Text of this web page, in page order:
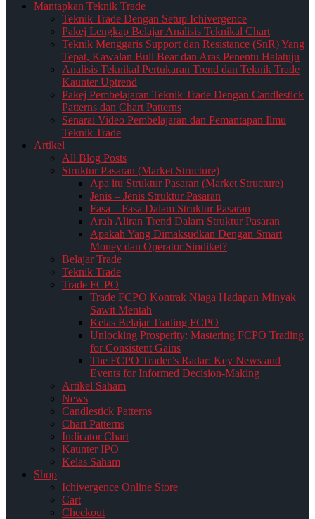
Mantapkan Teknik Trade
Teknik Trade Dengan Setup Ichivergence
Pakej Lengkap Belajar Analisis Teknikal Chart
Teknik Menggaris Support dan Resistance (SnR) Yang
Tepat, Kawalan Bull Bear dan Aras Penentu Halatuju
Analisis Teknikal Pertukaran Trend dan Teknik Trade
Kaunter Uptrend
Pakej Pembelajaran Teknik Trade Dengan Candlestick
Patterns dan Chart Patterns
Senarai Video Pembelajaran dan Pemantapan Ilmu
Teknik Trade
Artikel
All Blog Posts
Struktur Pasaran (Market Structure)
Apa itu Struktur Pasaran (Market Structure)
Jenis – Jenis Struktur Pasaran
Fasa – Fasa Dalam Struktur Pasaran
Arah Aliran Trend Dalam Struktur Pasaran
Apakah Yang Dimaksudkan Dengan Smart
Money dan Operator Sindiket?
Belajar Trade
Teknik Trade
Trade FCPO
Trade FCPO Kontrak Niaga Hadapan Minyak
Sawit Mentah
Kelas Belajar Trading FCPO
Unlocking Prosperity: Mastering FCPO Trading
for Consistent Gains
The FCPO Trader’s Radar: Key News and
Events for Informed Decision-Making
Artikel Saham
News
Candlestick Patterns
Chart Patterns
Indicator Chart
Kaunter IPO
Kelas Saham
Shop
Ichivergence Online Store
Cart
Checkout